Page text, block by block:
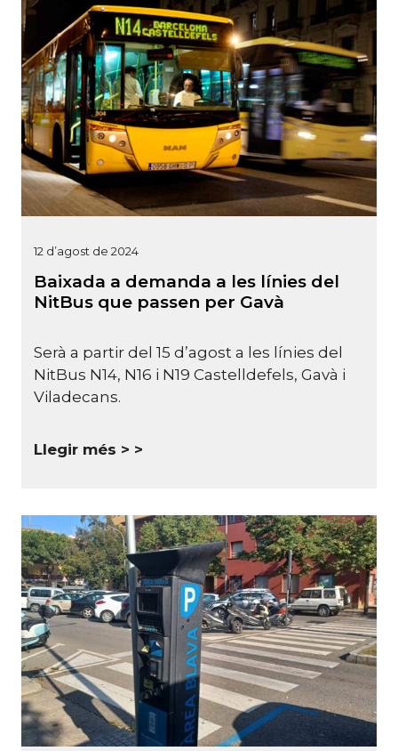
12 d’agost de 2024
Baixada a demanda a les línies del
NitBus que passen per Gavà
Serà a partir del 15 d’agost a les línies del
NitBus N14, N16 i N19 Castelldefels, Gavà i
Viladecans.
Llegir més >